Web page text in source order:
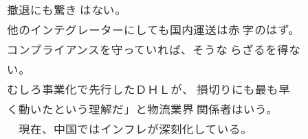
撤退にも驚き はない。
他のインテグレーターにしても国内運送は赤 字のはず。
コンプライアンスを守っていれば、そうな らざるを得な
い。
むしろ事業化で先行したＤＨＬが、 損切りにも最も早
く動いたという理解だ」と物流業界 関係者はいう。
現在、中国ではインフレが深刻化している。